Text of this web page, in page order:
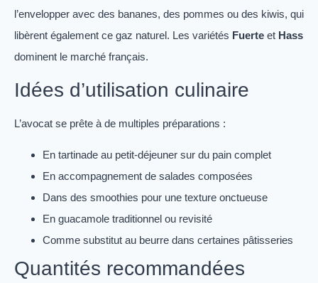
l’envelopper avec des bananes, des pommes ou des kiwis, qui
libèrent également ce gaz naturel. Les variétés Fuerte et Hass
dominent le marché français.
Idées d’utilisation culinaire
L’avocat se prête à de multiples préparations :
En tartinade au petit-déjeuner sur du pain complet
En accompagnement de salades composées
Dans des smoothies pour une texture onctueuse
En guacamole traditionnel ou revisité
Comme substitut au beurre dans certaines pâtisseries
Quantités recommandées